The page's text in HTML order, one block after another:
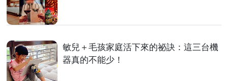
敏兒＋毛孩家庭活下來的祕訣：這三台機
器真的不能少！